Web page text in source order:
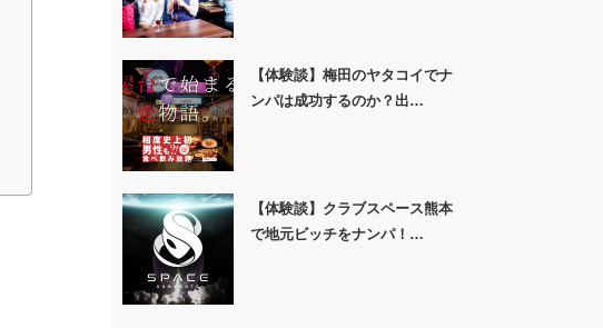
【体験談】梅田のヤタコイでナ
ンパは成功するのか？出…
【体験談】クラブスペース熊本
で地元ビッチをナンパ！…